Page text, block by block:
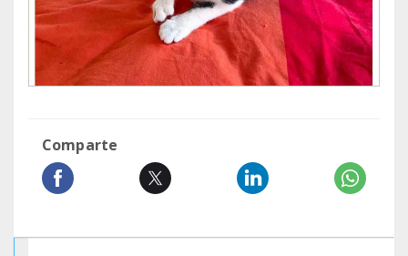
Comparte